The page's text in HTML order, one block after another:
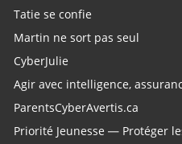
Tatie se confie
Martin ne sort pas seul
CyberJulie
Agir avec intelligence,
ParentsCyberAvertis.ca
Priorité Jeunesse — Protéger